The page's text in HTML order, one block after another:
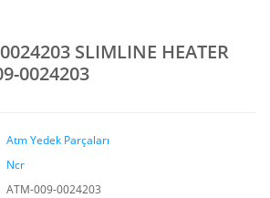
SLIMLINE HEATER
0024203
Atm Yedek Parçaları
Ncr
ATM-009-0024203